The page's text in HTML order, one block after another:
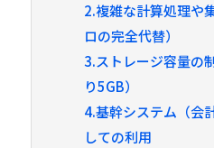
2.複雑な計算処理や
ロの完全代替）
3.ストレージ容量の
り5GB）
4.基幹システム（会
しての利用